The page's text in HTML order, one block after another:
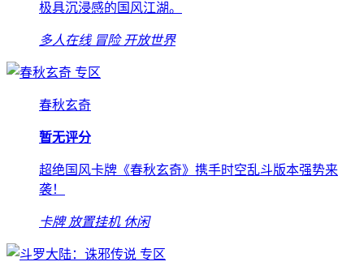
极具沉浸感的国风江湖。
多人在线 冒险 开放世界
专区
春秋玄奇
暂无评分
超绝国风卡牌《春秋玄奇》携手时空乱斗版本强势来
袭！
卡牌 放置挂机 休闲
专区